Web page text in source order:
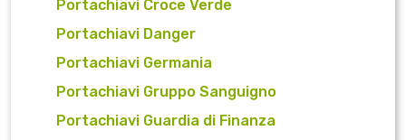
Portachiavi Croce Verde
Portachiavi Danger
Portachiavi Germania
Portachiavi Gruppo Sanguigno
Portachiavi Guardia di Finanza